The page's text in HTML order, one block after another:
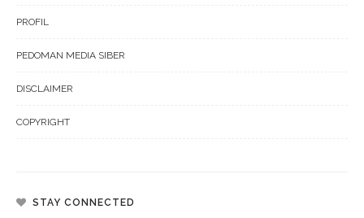
PROFIL
PEDOMAN MEDIA SIBER
DISCLAIMER
COPYRIGHT
STAY CONNECTED